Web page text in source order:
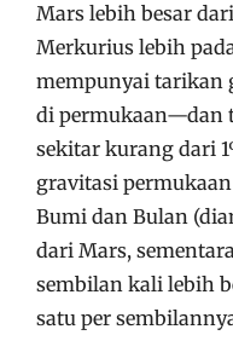
Mars lebih besar
Merkurius lebih
mempunyai tarikan
di permukaan—dan
sekitar kurang dari
gravitasi
Bumi dan Bulan
dari Mars,
sembilan kali lebih
satu per